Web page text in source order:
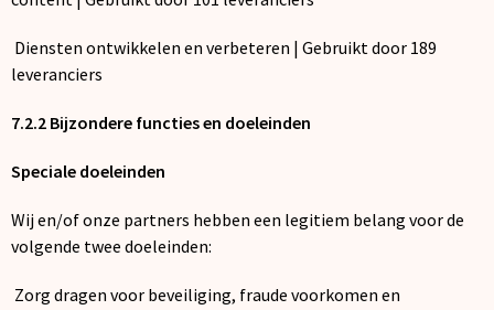
Diensten ontwikkelen en verbeteren | Gebruikt door 189
leveranciers
7.2.2 Bijzondere functies en doeleinden
Speciale doeleinden
Wij en/of onze partners hebben een legitiem belang voor de
volgende twee doeleinden:
Zorg dragen voor beveiliging, fraude voorkomen en